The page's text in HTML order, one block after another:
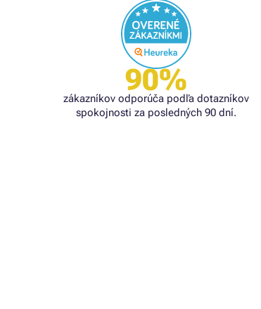
90%
zákazníkov odporúča podľa dotazníkov
spokojnosti za posledných 90 dní.